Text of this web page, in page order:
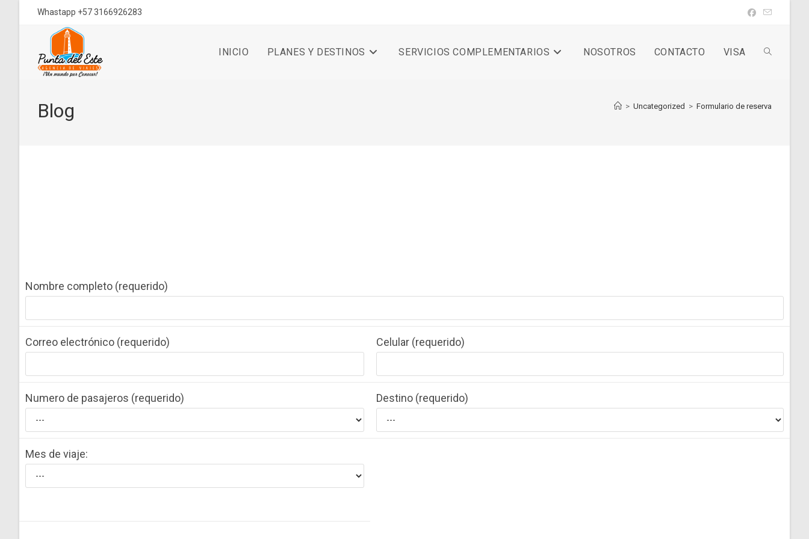
Whastapp +57 3166926283
INICIO PLANES Y DESTINOS SERVICIOS COMPLEMENTARIOS NOSOTROS CONTACTO VISA Alternar
búsqueda
Blog > Uncategorized > Formulario de reserva
Nombre completo (requerido)
Correo electrónico (requerido) Celular (requerido)
Numero de pasajeros (requerido) Destino (requerido)
Mes de viaje: